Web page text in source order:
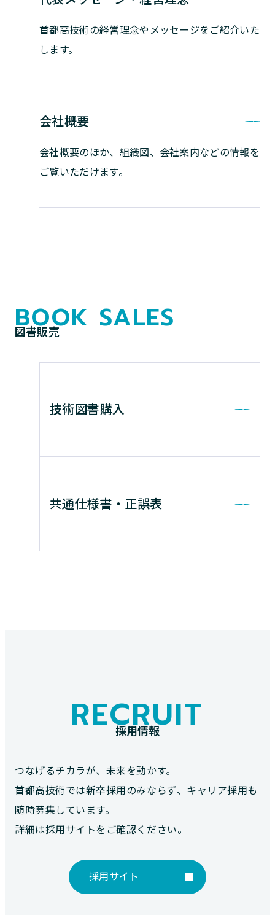
首都高技術の経営理念やメッセージをご紹介いた
します。
会社概要
会社概要のほか、組織図、会社案内などの情報を
ご覧いただけます。
BOOK SALES
図書販売
技術図書購入
共通仕様書・正誤表
RECRUIT
採用情報
つなげるチカラが、未来を動かす。
首都高技術では新卒採用のみならず、キャリア採用も
随時募集しています。
詳細は採用サイトをご確認ください。
採用サイト